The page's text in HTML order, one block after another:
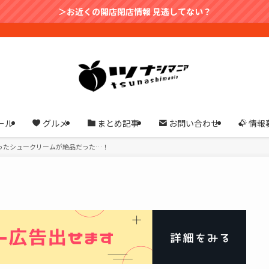
＞お近くの開店閉店情報 見逃してない？
ル グルメ まとめ記事 お問い合わせ 情報
シュークリームが絶品だった…！